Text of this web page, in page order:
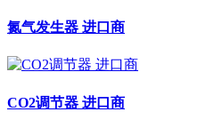
氮气发生器 进口商
CO2调节器 进口商